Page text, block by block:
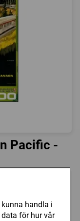
handla i
för hur vår
Pacific -